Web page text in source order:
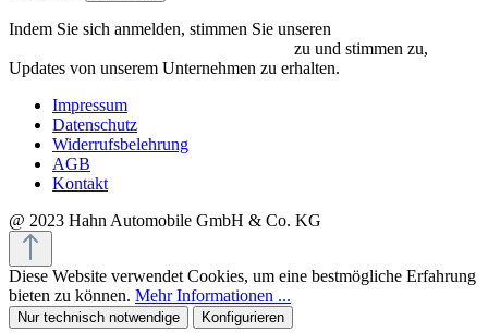
Indem Sie sich anmelden, stimmen Sie unseren
zu und stimmen zu,
Updates von unserem Unternehmen zu erhalten.
Impressum
Datenschutz
Widerrufsbelehrung
AGB
Kontakt
@ 2023 Hahn Automobile GmbH & Co. KG
Diese Website verwendet Cookies, um eine bestmögliche Erfahrung
bieten zu können. Mehr Informationen ...
Nur technisch notwendige Konfigurieren